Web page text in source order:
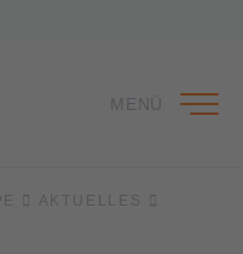
MENÜ
AKTUELLES